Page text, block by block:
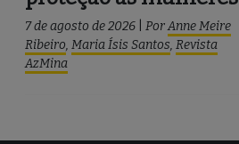
7 de agosto de 2026 PorAnne Meire
Ribeiro, Maria Ísis Santos, Revista
AzMina